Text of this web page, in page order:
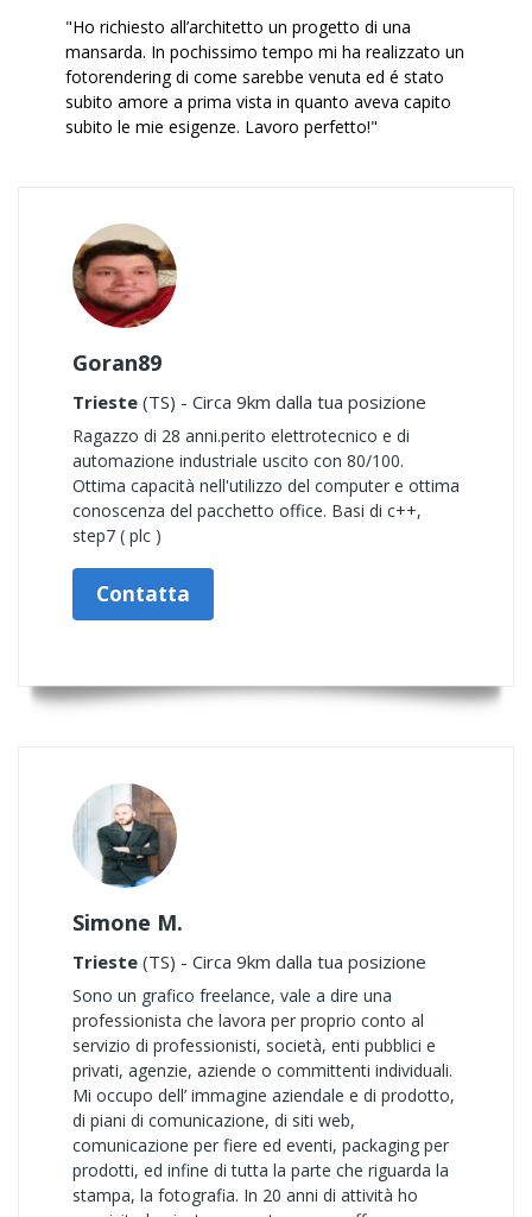
"Ho richiesto all’architetto un progetto di una
mansarda. In pochissimo tempo mi ha realizzato un
fotorendering di come sarebbe venuta ed é stato
subito amore a prima vista in quanto aveva capito
subito le mie esigenze. Lavoro perfetto!"
Goran89
Trieste (TS) - Circa 9km dalla tua posizione
Ragazzo di 28 anni.perito elettrotecnico e di
automazione industriale uscito con 80/100.
Ottima capacità nell'utilizzo del computer e ottima
conoscenza del pacchetto office. Basi di c++,
step7 ( plc )
Contatta
Simone M.
Trieste (TS) - Circa 9km dalla tua posizione
Sono un grafico freelance, vale a dire una
professionista che lavora per proprio conto al
servizio di professionisti, società, enti pubblici e
privati, agenzie, aziende o committenti individuali.
Mi occupo dell’ immagine aziendale e di prodotto,
di piani di comunicazione, di siti web,
comunicazione per fiere ed eventi, packaging per
prodotti, ed infine di tutta la parte che riguarda la
stampa, la fotografia. In 20 anni di attività ho